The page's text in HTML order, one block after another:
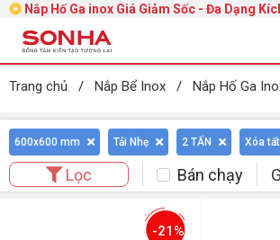
Nắp Hố Ga inox Giá Giảm Sốc - Đa Dạng
Trang chủ / Nắp Bể Inox / Nắp Hố Ga
600x600 mm Tải Nhẹ 2 TẤN Xóa
Lọc Bán chạy
-21%